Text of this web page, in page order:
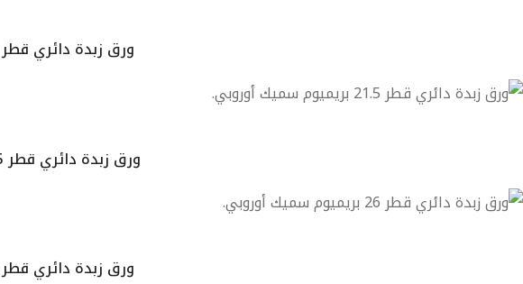
ورق زبدة دائري قطر 20 بريميوم سميك أوروبي.
ورق زبدة دائري قطر 21.5 بريميوم سميك أوروبي.
ورق زبدة دائري قطر 26 بريميوم سميك أوروبي.